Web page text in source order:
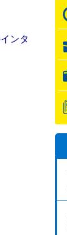
ンタ